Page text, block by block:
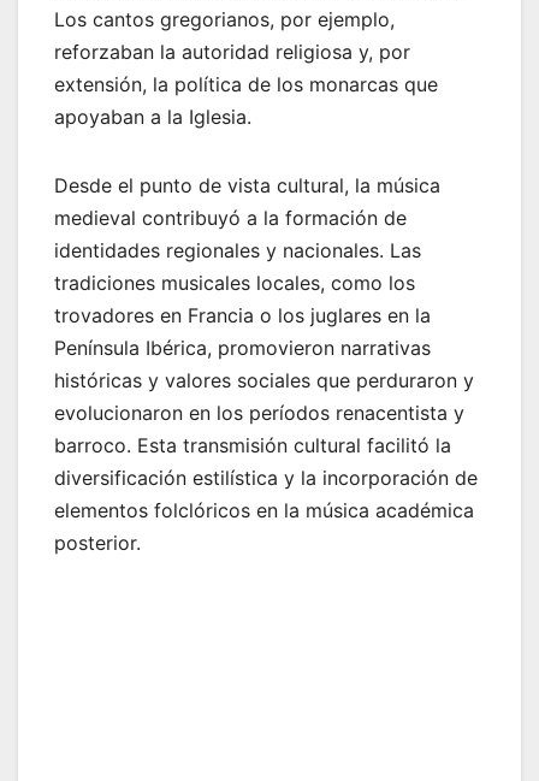
Los cantos gregorianos, por ejemplo,
reforzaban la autoridad religiosa y, por
extensión, la política de los monarcas que
apoyaban a la Iglesia.
Desde el punto de vista cultural, la música
medieval contribuyó a la formación de
identidades regionales y nacionales. Las
tradiciones musicales locales, como los
trovadores en Francia o los juglares en la
Península Ibérica, promovieron narrativas
históricas y valores sociales que perduraron y
evolucionaron en los períodos renacentista y
barroco. Esta transmisión cultural facilitó la
diversificación estilística y la incorporación de
elementos folclóricos en la música académica
posterior.